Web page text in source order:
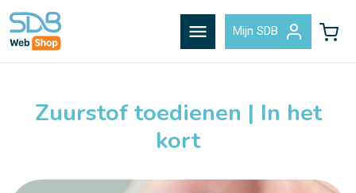
menu Mijn SDB
Zuurstof toedienen | In het
kort